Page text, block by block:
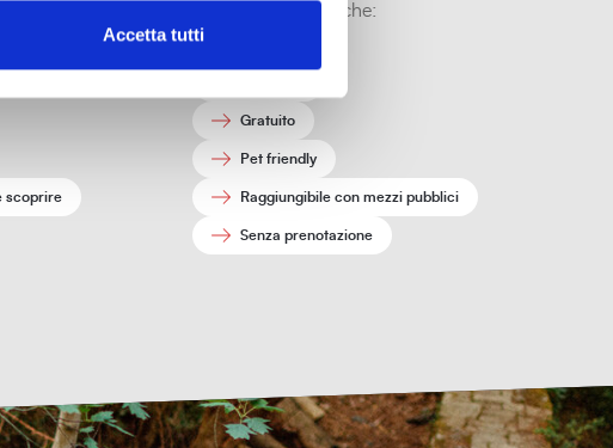
Accetta tutti
natura
scoprire
Altre caratteristiche:
Gratuito
Pet friendly
Raggiungibile con mezzi pubblici
Senza prenotazione